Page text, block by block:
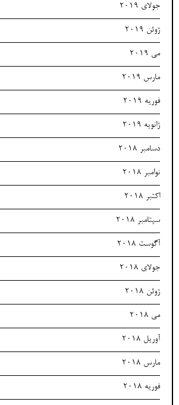
جولای 2019
ژوئن 2019
می 2019
مارس 2019
فوریه 2019
ژانویه 2019
دسامبر 2018
نوامبر 2018
اکتبر 2018
سپتامبر 2018
آگوست 2018
جولای 2018
ژوئن 2018
می 2018
آوریل 2018
مارس 2018
فوریه 2018